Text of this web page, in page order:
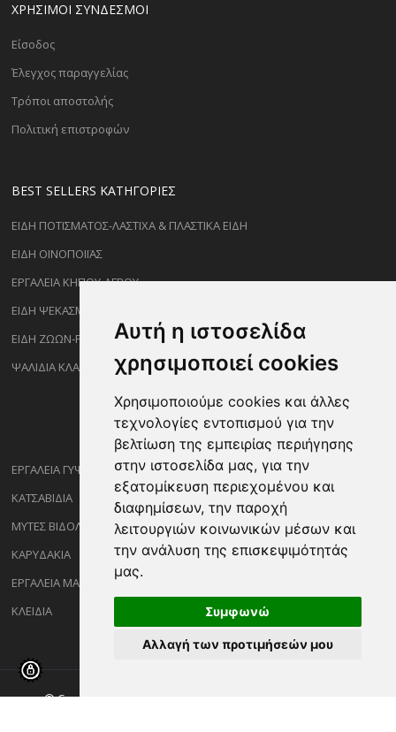
Αυτή η ιστοσελίδα
χρησιμοποιεί cookies
Χρησιμοποιούμε cookies και άλλες
τεχνολογίες εντοπισμού για την
βελτίωση της εμπειρίας περιήγησης
στην ιστοσελίδα μας, για την
εξατομίκευση περιεχομένου και
διαφημίσεων, την παροχή
λειτουργιών κοινωνικών μέσων και
την ανάλυση της επισκεψιμότητάς
μας.
Συμφωνώ
Αλλαγή των προτιμήσεών μου
ΧΡΗΣΙΜΟΙ ΣΥΝΔΕΣΜΟΙ
Είσοδος
Έλεγχος παραγγελίας
Τρόποι αποστολής
Πολιτική επιστροφών
BEST SELLERS ΚΑΤΗΓΟΡΊΕΣ
ΕΙΔΗ ΠΟΤΙΣΜΑΤΟΣ-ΛΑΣΤΙΧΑ & ΠΛΑΣΤΙΚΑ ΕΙΔΗ
ΕΙΔΗ ΟΙΝΟΠΟΙΪΑΣ
ΕΡΓΑΛΕΙΑ ΚΗΠΟΥ-ΑΓΡΟΥ
ΕΙΔΗ ΨΕΚΑΣΜΟΥ-ΡΑΝΤΙΣΜΑΤΟΣ
ΕΙΔΗ ΖΩΩΝ-PET
ΨΑΛΙΔΙΑ ΚΛΑΔΕΜΑΤΟΣ
ΕΡΓΑΛΕΙΑ ΓΥΨΟΣΑΝΙΔΑΣ
ΚΑΤΣΑΒΙΔΙΑ
ΜΥΤΕΣ ΒΙΔΟΛΟΓΩΝ
ΚΑΡΥΔΑΚΙΑ
ΕΡΓΑΛΕΙΑ ΜΑΡΑΓΓΩΝ
ΚΛΕΙΔΙΑ
© Copyright ©2026 Sakalidisshop.gr. All Rights Reserved.